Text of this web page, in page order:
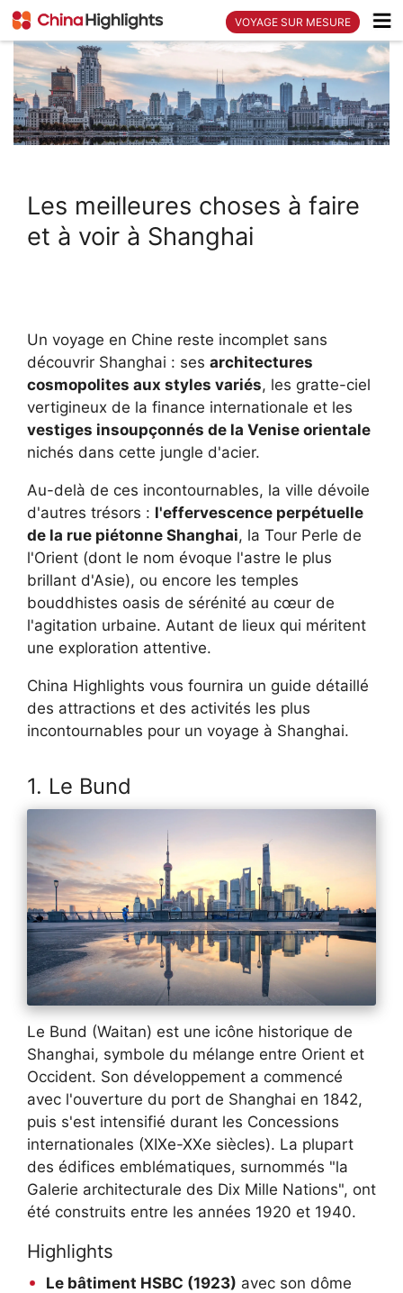
VOYAGE SUR MESURE
Les meilleures choses à faire
et à voir à Shanghai
Un voyage en Chine reste incomplet sans
découvrir Shanghai : ses architectures
cosmopolites aux styles variés, les gratte-ciel
vertigineux de la finance internationale et les
vestiges insoupçonnés de la Venise orientale
nichés dans cette jungle d'acier.
Au-delà de ces incontournables, la ville dévoile
d'autres trésors : l'effervescence perpétuelle
de la rue piétonne Shanghai, la Tour Perle de
l'Orient (dont le nom évoque l'astre le plus
brillant d'Asie), ou encore les temples
bouddhistes oasis de sérénité au cœur de
l'agitation urbaine. Autant de lieux qui méritent
une exploration attentive.
China Highlights vous fournira un guide détaillé
des attractions et des activités les plus
incontournables pour un voyage à Shanghai.
1. Le Bund
Le Bund (Waitan) est une icône historique de
Shanghai, symbole du mélange entre Orient et
Occident. Son développement a commencé
avec l'ouverture du port de Shanghai en 1842,
puis s'est intensifié durant les Concessions
internationales (XIXe-XXe siècles). La plupart
des édifices emblématiques, surnommés "la
Galerie architecturale des Dix Mille Nations", ont
été construits entre les années 1920 et 1940.
Highlights
Le bâtiment HSBC (1923) avec son dôme